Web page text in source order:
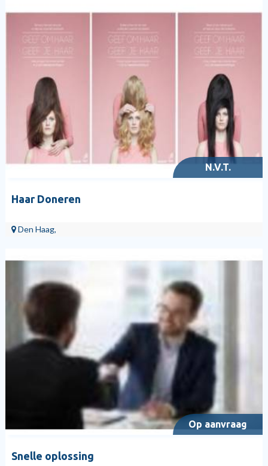
N.V.T.
Haar Doneren
Den Haag,
Op aanvraag
Snelle oplossing